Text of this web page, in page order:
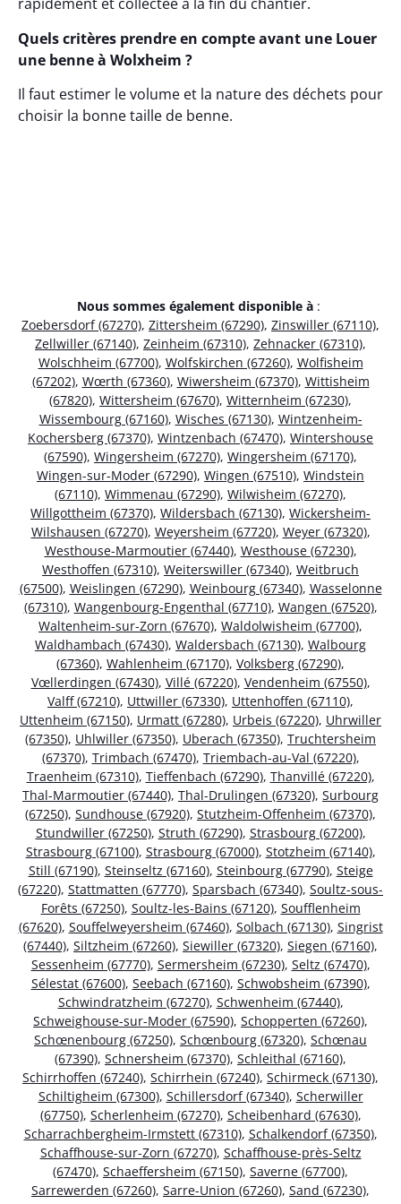
rapidement et collectée à la fin du chantier.
Quels critères prendre en compte avant une Louer
une benne à Wolxheim ?
Il faut estimer le volume et la nature des déchets pour
choisir la bonne taille de benne.
Nous sommes également disponible à :
Zoebersdorf (67270), Zittersheim (67290), Zinswiller (67110),
Zellwiller (67140), Zeinheim (67310), Zehnacker (67310),
Wolschheim (67700), Wolfskirchen (67260), Wolfisheim
(67202), Wœrth (67360), Wiwersheim (67370), Wittisheim
(67820), Wittersheim (67670), Witternheim (67230),
Wissembourg (67160), Wisches (67130), Wintzenheim-
Kochersberg (67370), Wintzenbach (67470), Wintershouse
(67590), Wingersheim (67270), Wingersheim (67170),
Wingen-sur-Moder (67290), Wingen (67510), Windstein
(67110), Wimmenau (67290), Wilwisheim (67270),
Willgottheim (67370), Wildersbach (67130), Wickersheim-
Wilshausen (67270), Weyersheim (67720), Weyer (67320),
Westhouse-Marmoutier (67440), Westhouse (67230),
Westhoffen (67310), Weiterswiller (67340), Weitbruch
(67500), Weislingen (67290), Weinbourg (67340), Wasselonne
(67310), Wangenbourg-Engenthal (67710), Wangen (67520),
Waltenheim-sur-Zorn (67670), Waldolwisheim (67700),
Waldhambach (67430), Waldersbach (67130), Walbourg
(67360), Wahlenheim (67170), Volksberg (67290),
Vœllerdingen (67430), Villé (67220), Vendenheim (67550),
Valff (67210), Uttwiller (67330), Uttenhoffen (67110),
Uttenheim (67150), Urmatt (67280), Urbeis (67220), Uhrwiller
(67350), Uhlwiller (67350), Uberach (67350), Truchtersheim
(67370), Trimbach (67470), Triembach-au-Val (67220),
Traenheim (67310), Tieffenbach (67290), Thanvillé (67220),
Thal-Marmoutier (67440), Thal-Drulingen (67320), Surbourg
(67250), Sundhouse (67920), Stutzheim-Offenheim (67370),
Stundwiller (67250), Struth (67290), Strasbourg (67200),
Strasbourg (67100), Strasbourg (67000), Stotzheim (67140),
Still (67190), Steinseltz (67160), Steinbourg (67790), Steige
(67220), Stattmatten (67770), Sparsbach (67340), Soultz-sous-
Forêts (67250), Soultz-les-Bains (67120), Soufflenheim
(67620), Souffelweyersheim (67460), Solbach (67130), Singrist
(67440), Siltzheim (67260), Siewiller (67320), Siegen (67160),
Sessenheim (67770), Sermersheim (67230), Seltz (67470),
Sélestat (67600), Seebach (67160), Schwobsheim (67390),
Schwindratzheim (67270), Schwenheim (67440),
Schweighouse-sur-Moder (67590), Schopperten (67260),
Schœnenbourg (67250), Schœnbourg (67320), Schœnau
(67390), Schnersheim (67370), Schleithal (67160),
Schirrhoffen (67240), Schirrhein (67240), Schirmeck (67130),
Schiltigheim (67300), Schillersdorf (67340), Scherwiller
(67750), Scherlenheim (67270), Scheibenhard (67630),
Scharrachbergheim-Irmstett (67310), Schalkendorf (67350),
Schaffhouse-sur-Zorn (67270), Schaffhouse-près-Seltz
(67470), Schaeffersheim (67150), Saverne (67700),
Sarrewerden (67260), Sarre-Union (67260), Sand (67230),